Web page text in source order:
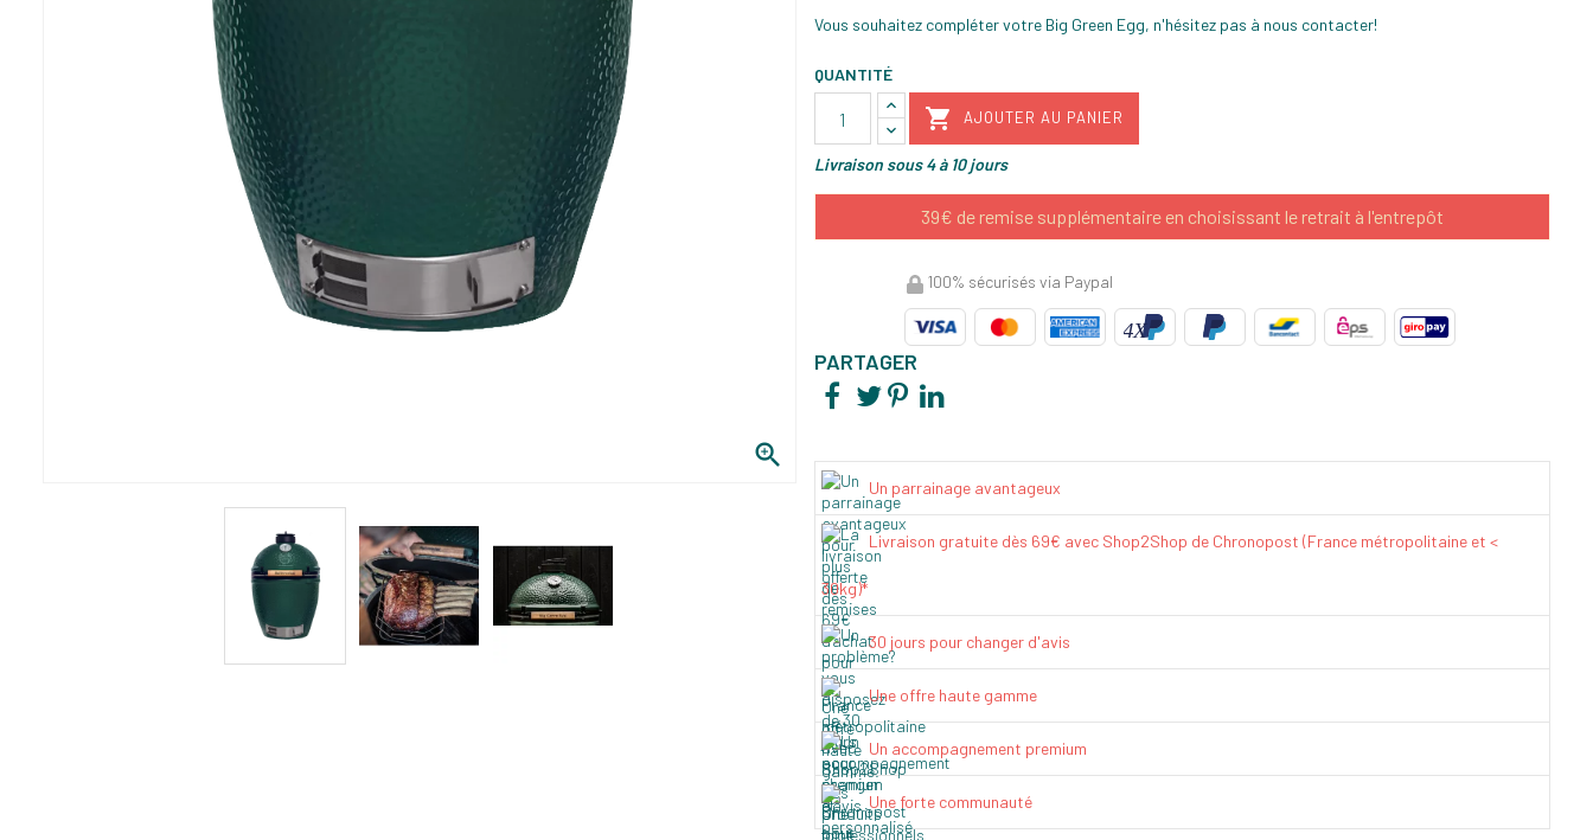

Vous souhaitez compléter votre Big Green Egg, n'hésitez pas à nous contacter!
QUANTITÉ
 AJOUTER AU PANIER
Livraison sous 4 à 10 jours
39€ de remise supplémentaire en choisissant le retrait à l'entrepôt
100% sécurisés via Paypal
PARTAGER
Un parrainage avantageux
Livraison gratuite dès 69€ avec Shop2Shop de Chronopost (France métropolitaine et <
30kg)*
30 jours pour changer d'avis
Une offre haute gamme
Un accompagnement premium
Une forte communauté